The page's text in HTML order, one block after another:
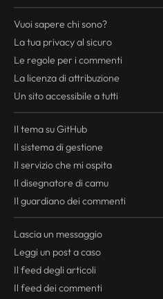
Vuoi sapere chi sono?
La tua privacyal sicuro
Le regole per i commenti
La licenza di attribuzione
Un sito accessibile a tutti
Il tema su GitHub
Il sistema di gestione
Il servizio che mi ospita
Il disegnatore di camu
Il guardiano dei commenti
Lascia un messaggio
Leggi un post a caso
Il feeddegli articoli
Il feeddei commenti